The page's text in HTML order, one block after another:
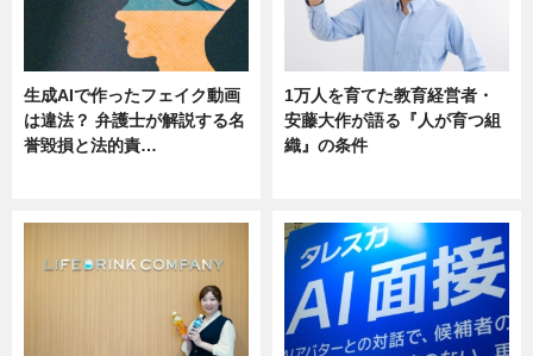
生成AIで作ったフェイク動画
は違法？ 弁護士が解説する名
誉毀損と法的責…
1万人を育てた教育経営者・
安藤大作が語る『人が育つ組
織』の条件